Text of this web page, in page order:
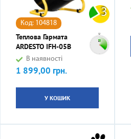
3
Код: 104818
Теплова Гармата
ARDESTO IFH-05B
В наявності
Ціна
1 899,00 грн.
У КОШИК